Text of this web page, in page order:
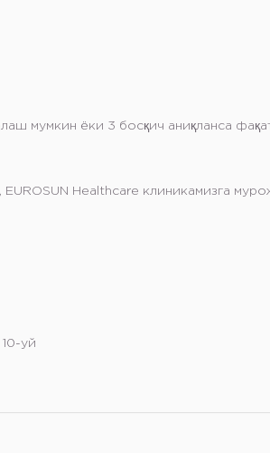
мумкин ёки 3 босқич аниқланса
Healthcare клиникамизга
уй